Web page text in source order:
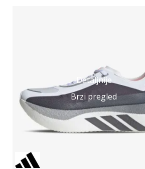
Detaljnije
Brzi pregled